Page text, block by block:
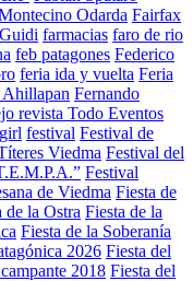
Odarda Fairfax
farmacias faro de rio
feb patagones Federico
feria ida y vuelta Feria
Ahillapan Fernando
revista Todo Eventos
festival Festival de
Viedma Festival del
Festival
de Viedma Fiesta de
de la Ostra Fiesta de la
Fiesta de la Soberanía
2026 Fiesta del
2018 Fiesta del